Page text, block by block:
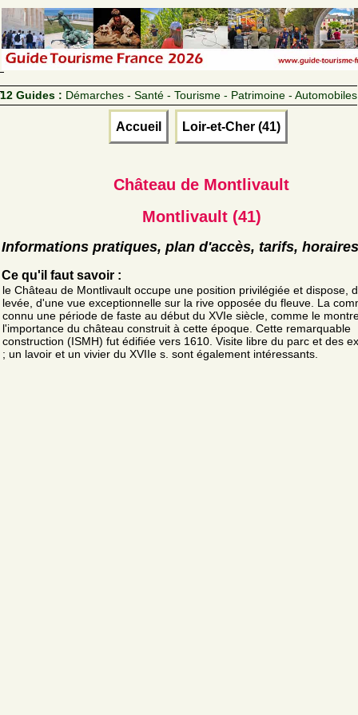
12 Guides : Démarches - Santé - Tourisme - Patrimoine - Automobiles
Accueil Loir-et-Cher (41)
Château de Montlivault
Montlivault (41)
Informations pratiques, plan d'accès, tarifs, horaires
Ce qu'il faut savoir :
le Château de Montlivault occupe une position privilégiée et dispose,
levée, d'une vue exceptionnelle sur la rive opposée du fleuve. La
connu une période de faste au début du XVIe siècle, comme le
l'importance du château construit à cette époque. Cette remarquable
construction (ISMH) fut édifiée vers 1610. Visite libre du parc et des
; un lavoir et un vivier du XVIIe s. sont également intéressants.